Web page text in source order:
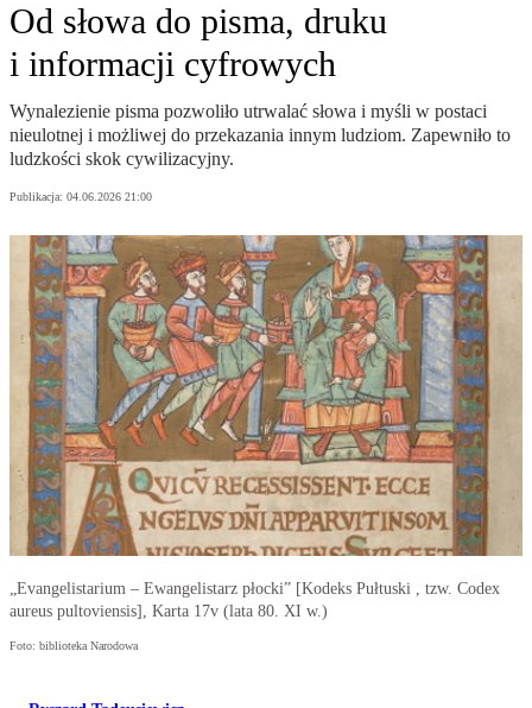
Od słowa do pisma, druku
i informacji cyfrowych
Wynalezienie pisma pozwoliło utrwalać słowa i myśli w postaci
nieulotnej i możliwej do przekazania innym ludziom. Zapewniło to
ludzkości skok cywilizacyjny.
Publikacja: 04.06.2026 21:00
„Evangelistarium – Ewangelistarz płocki” [Kodeks Pułtuski , tzw. Codex
aureus pultoviensis], Karta 17v (lata 80. XI w.)
Foto: biblioteka Narodowa